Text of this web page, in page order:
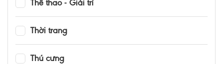
Thể thao - Giải trí
Thời trang
Thú cưng